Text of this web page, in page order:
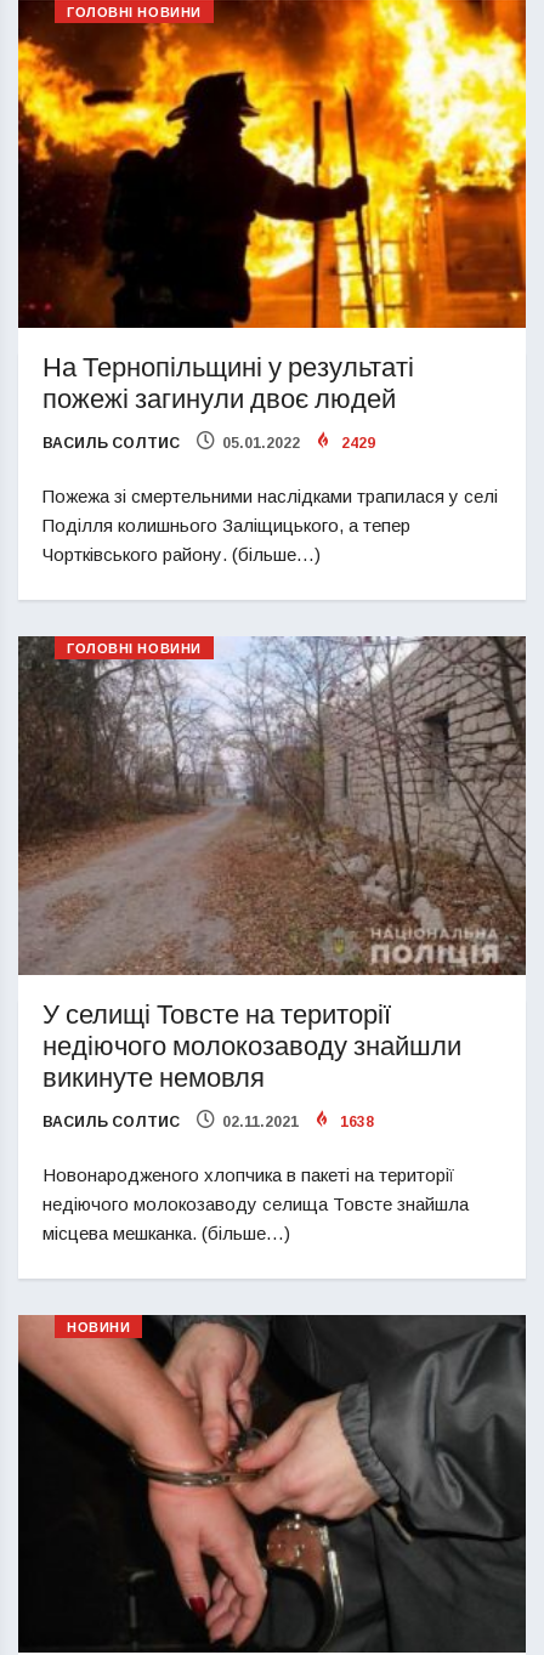
ГОЛОВНІ НОВИНИ
На Тернопільщині у результаті
пожежі загинули двоє людей
ВАСИЛЬ СОЛТИС 05.01.2022 2429
Пожежа зі смертельними наслідками трапилася у селі
Поділля колишнього Заліщицького, а тепер
Чортківського району. (більше…)
ГОЛОВНІ НОВИНИ
У селищі Товсте на території
недіючого молокозаводу знайшли
викинуте немовля
ВАСИЛЬ СОЛТИС 02.11.2021 1638
Новонародженого хлопчика в пакеті на території
недіючого молокозаводу селища Товсте знайшла
місцева мешканка. (більше…)
НОВИНИ